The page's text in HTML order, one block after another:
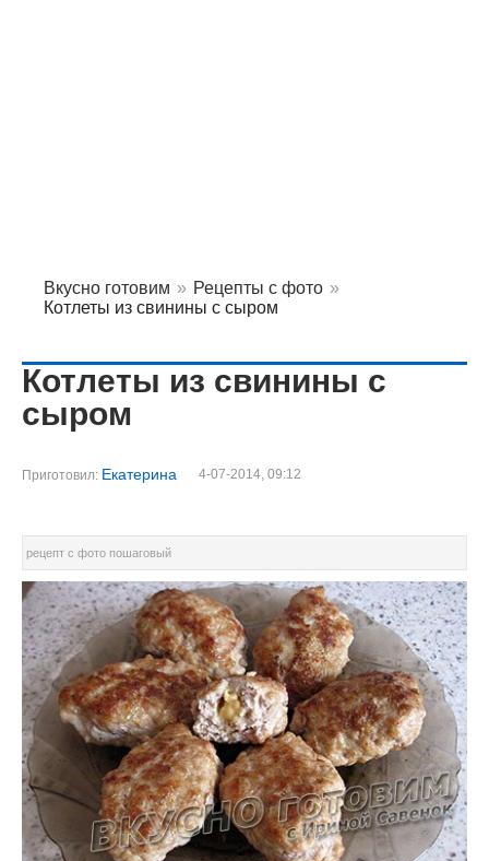
Вкусно готовим » Рецепты с фото »
Котлеты из свинины с сыром
Котлеты из свинины с
сыром
Приготовил: Екатерина 4-07-2014, 09:12
рецепт с фото пошаговый